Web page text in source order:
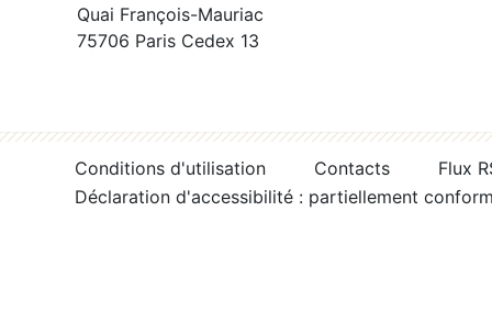
Quai François-Mauriac
75706 Paris Cedex 13
Conditions d'utilisation Contacts
Flux
Déclaration d'accessibilité : partiellement